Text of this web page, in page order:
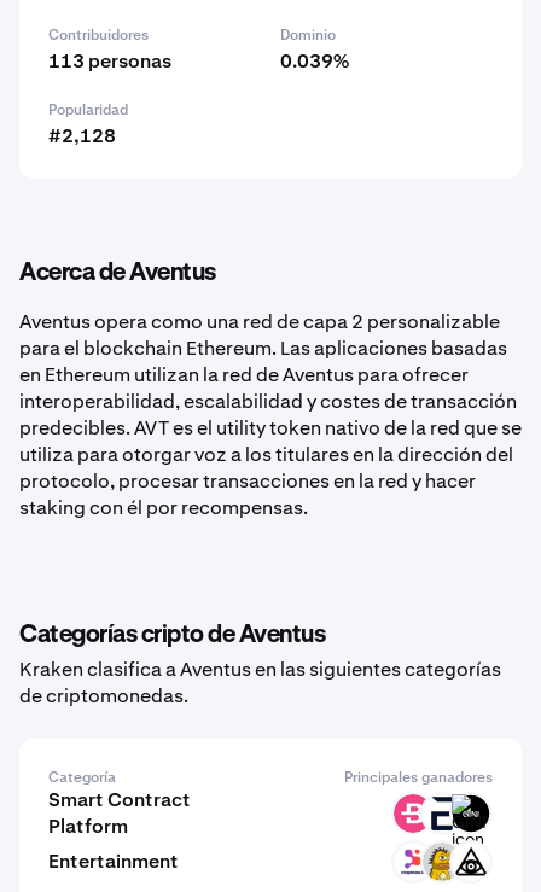
Contribuidores
113 personas
Dominio
0.039%
Popularidad
#2,128
Acerca de Aventus
Aventus opera como una red de capa 2 personalizable
para el blockchain Ethereum. Las aplicaciones basadas
en Ethereum utilizan la red de Aventus para ofrecer
interoperabilidad, escalabilidad y costes de transacción
predecibles. AVT es el utility token nativo de la red que se
utiliza para otorgar voz a los titulares en la dirección del
protocolo, procesar transacciones en la red y hacer
staking con él por recompensas.
Categorías cripto de Aventus
Kraken clasifica a Aventus en las siguientes categorías
de criptomonedas.
Categoría Principales ganadores
Smart Contract
Platform
BCN EVR GINI
Entertainment SMX DPINO ATTN